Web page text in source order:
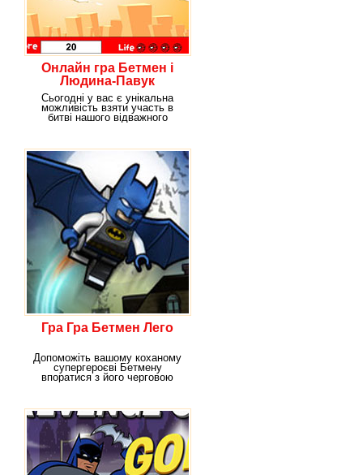
Онлайн гра Бетмен і
Людина-Павук
Сьогодні у вас є унікальна
можливість взяти участь в
битві нашого відважного
Гра Гра Бетмен Лего
Допоможіть вашому коханому
супергероєві Бетмену
впоратися з його черговою